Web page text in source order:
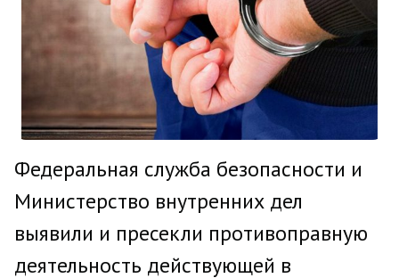
Федеральная служба безопасности и
Министерство внутренних дел
выявили и пресекли противоправную
деятельность действующей в